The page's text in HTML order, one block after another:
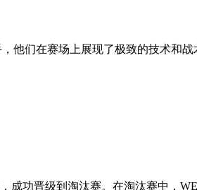
他们在赛场上展现了极致的技术和战
功晋级到淘汰赛。在淘汰赛中，